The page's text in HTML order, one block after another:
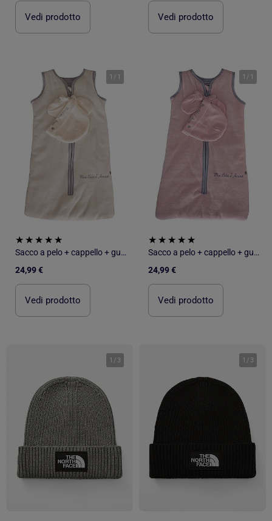
Vedi prodotto Vedi prodotto
1 / 1
Sacco a pelo + cappello + guanti Les Chatounets
24,99 €
Vedi prodotto
1 / 1
Sacco a pelo + cappello + guanti Les Chatounets
24,99 €
Vedi prodotto
1 / 3 1 / 3